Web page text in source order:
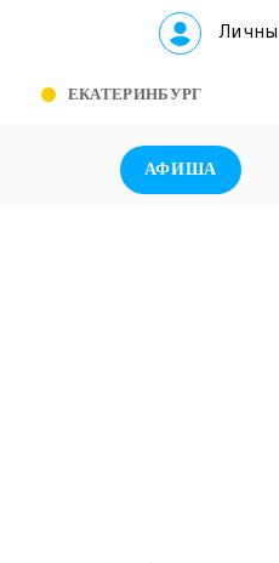
ЕКАТЕРИНБУРГ
АФИША